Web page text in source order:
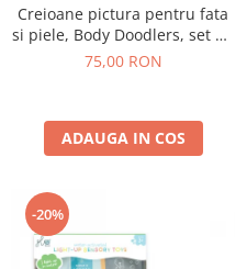
Creioane pictura pentru fata
si piele, Body Doodlers, set de
12
75,00 RON
ADAUGA IN COS
-20%